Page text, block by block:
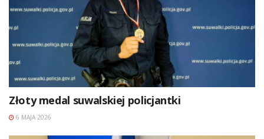
Złoty medal suwalskiej policjantki
6 MAJA 2026